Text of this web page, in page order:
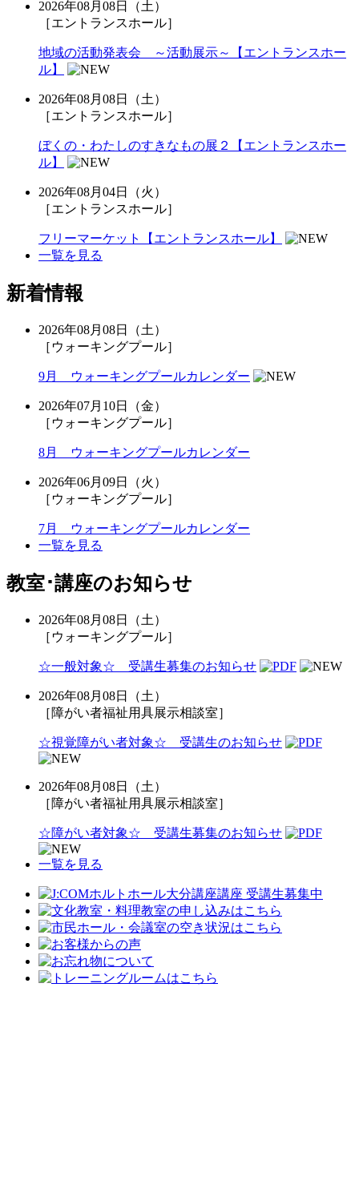
2026年08月08日（土）
［エントランスホール］
地域の活動発表会 ～活動展示～【エントランスホー
ル】
2026年08月08日（土）
［エントランスホール］
ぼくの・わたしのすきなもの展２【エントランスホー
ル】
2026年08月04日（火）
［エントランスホール］
フリーマーケット【エントランスホール】
一覧を見る
新着情報
2026年08月08日（土）
［ウォーキングプール］
9月 ウォーキングプールカレンダー
2026年07月10日（金）
［ウォーキングプール］
8月 ウォーキングプールカレンダー
2026年06月09日（火）
［ウォーキングプール］
7月 ウォーキングプールカレンダー
一覧を見る
教室･講座のお知らせ
2026年08月08日（土）
［ウォーキングプール］
☆一般対象☆ 受講生募集のお知らせ
2026年08月08日（土）
［障がい者福祉用具展示相談室］
☆視覚障がい者対象☆ 受講生のお知らせ
2026年08月08日（土）
［障がい者福祉用具展示相談室］
☆障がい者対象☆ 受講生募集のお知らせ
一覧を見る